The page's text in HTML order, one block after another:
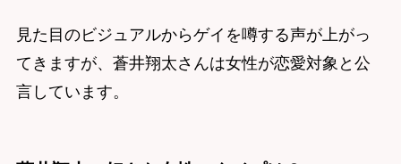
見た目のビジュアルからゲイを噂する声が上がっ
てきますが、蒼井翔太さんは女性が恋愛対象と公
言しています。